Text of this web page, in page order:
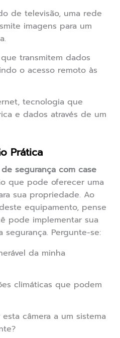
de televisão, uma rede
imagens para um
que transmitem dados
o acesso remoto às
tecnologia que
e dados através de um
Prática
segurança com case
que pode oferecer uma
sua propriedade. Ao
equipamento, pense
pode implementar sua
segurança. Pergunte-se:
da minha
climáticas que podem
câmera a um sistema